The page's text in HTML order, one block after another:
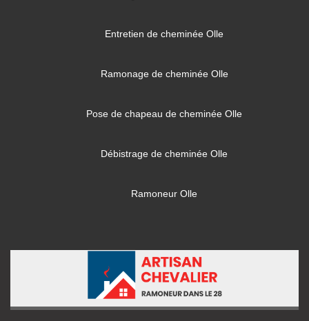
Entretien de cheminée Olle
Ramonage de cheminée Olle
Pose de chapeau de cheminée Olle
Débistrage de cheminée Olle
Ramoneur Olle